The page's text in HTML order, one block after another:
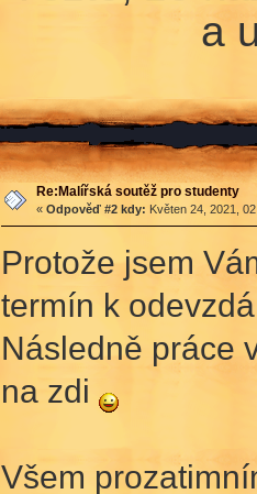
a
Re:Malířská soutěž pro studenty
« Odpověď #2 kdy: Květen 24, 2021,
Protože jsem
termín k
Následně práce
na zdi
Všem